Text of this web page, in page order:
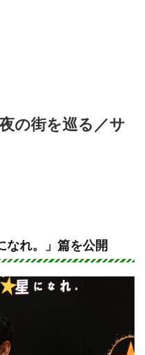
の街を巡る／サ
れ。」篇を公開